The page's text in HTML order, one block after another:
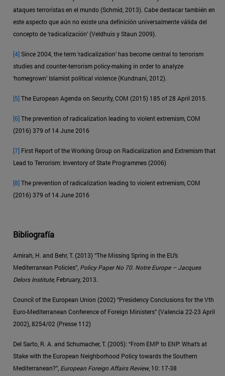
ataques terroristas en el mundo (Schmid, 2013). Cabe destacar también en
este aspecto que aún no existe una definición universalmente válida del
concepto de ‘radicalización’ (Veldhuis y Staun 2009).
[4]Since 2004, the term ‘radicalization’ has become central to terrorism
studies and counter-terrorism policy-making in order to analyze
‘homegrown’ Islamist political violence (Kundnani, 2012).
[5]The European Agenda on Security, COM (2015) 185 of 28 April 2015.
[6]The prevention of radicalization leading to violent extremism, COM
(2016) 379 of 14 June 2016
[7] First Report of the Working Group on Radicalization and Extremism that
Lead to Terrorism: Inventory of State Programmes (2006)
[8]The prevention of radicalization leading to violent extremism, COM
(2016) 379 of 14 June 2016
Bibliografía
Amirah, H. and Behr, T. (2013) “The Missing Spring in the EU’s
Mediterranean Policies”, Policy Paper No 70. Notre Europe – Jacques
Delors Institute, February, 2013.
Council of the European Union (2002) “Presidency Conclusions for the Vth
Euro-Mediterranean Conference of Foreign Ministers” (Valencia 22-23 April
2002), 8254/02 (Presse 112)
Del Sarto, R. A. and Schumacher, T. (2005): “From EMP to ENP: What’s at
Stake with the European Neighborhood Policy towards the Southern
Mediterranean?”, European Foreign Affairs Review, 10: 17-38